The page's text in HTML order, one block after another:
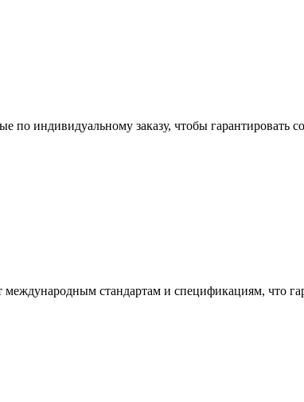
индивидуальному заказу, чтобы гарантировать
стандартам и спецификациям, что